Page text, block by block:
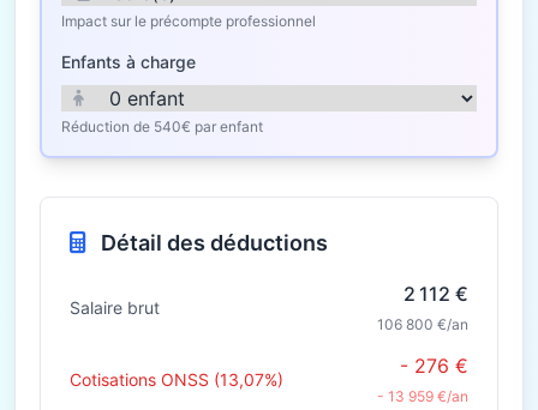
Impact sur le précompte professionnel
Enfants à charge
Réduction de 540€ par enfant
Détail des déductions
Salaire brut
2 112 €
106 800 €/an
Cotisations ONSS (13,07%)
- 276 €
- 13 959 €/an